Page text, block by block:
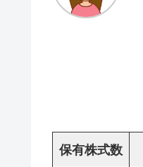
保有株式数